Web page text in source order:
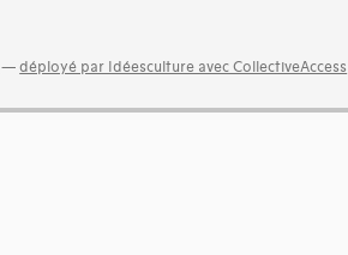
—déployé par Idéesculture avec CollectiveAccess